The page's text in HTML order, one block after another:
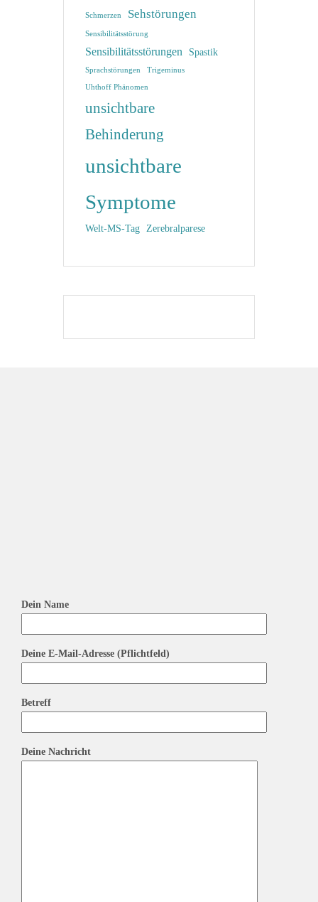
Schmerzen Sehstörungen
Sensibilitätsstörung
Sensibilitätsstörungen Spastik
Sprachstörungen Trigeminus
Uhthoff Phänomen
unsichtbare
Behinderung
unsichtbare
Symptome
Welt-MS-Tag Zerebralparese
Dein Name
Deine E-Mail-Adresse (Pflichtfeld)
Betreff
Deine Nachricht